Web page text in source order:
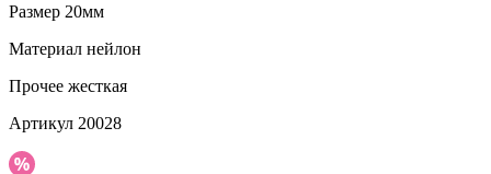
Размер 20мм
Материал нейлон
Прочее жесткая
Артикул 20028